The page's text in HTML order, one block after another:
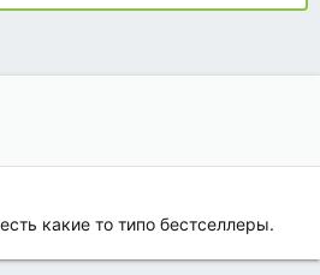
какие то типо бестселлеры.